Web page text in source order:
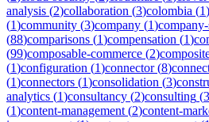
analysis (2)collaboration (3)colombia (1)
(1)community (3)company (1)
(88)comparisons (1)compensation (1)
(99)composable-commerce (2)
(1)configuration (1)connector(8)
(1)connectors (1)consolidation (3)
analytics (1)consultancy (2)consulting (3
(1)content-management (2)content-